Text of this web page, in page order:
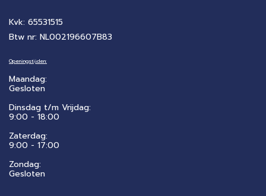
Kvk: 65531515
Btw nr: NL002196607B83
Openingstijden:
Maandag:
Gesloten
Dinsdag t/m Vrijdag:
9:00 - 18:00
Zaterdag:
​9:00 - 17:00
Zondag:
Gesloten